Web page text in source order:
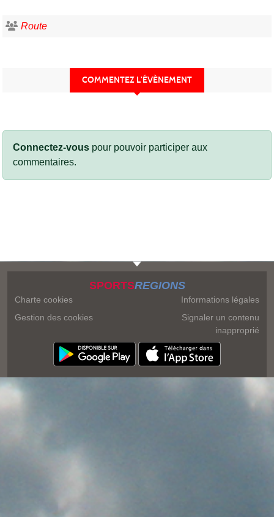
Route
COMMENTEZ L’ÉVÈNEMENT
Connectez-vous pour pouvoir participer aux
commentaires.
SPORTSREGIONS
Charte cookies
Gestion des cookies
Informations légales
Signaler un contenu
inapproprié